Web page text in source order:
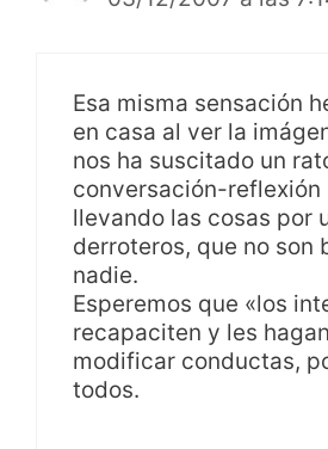
Esa misma sensación
en casa al ver la
nos ha suscitado un
conversación-reflexión
llevando las cosas por
derroteros, que no son
nadie.
Esperemos que «los
recapaciten y les
modificar conductas,
todos.